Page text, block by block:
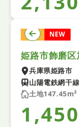
土地 NEW
姫路市飾磨
兵庫県姫路市
山陽電鉄網干
土地147.45m²